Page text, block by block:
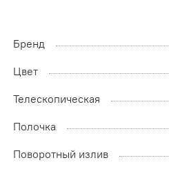
Бренд
Цвет
Телескопическая
Полочка
Поворотный излив